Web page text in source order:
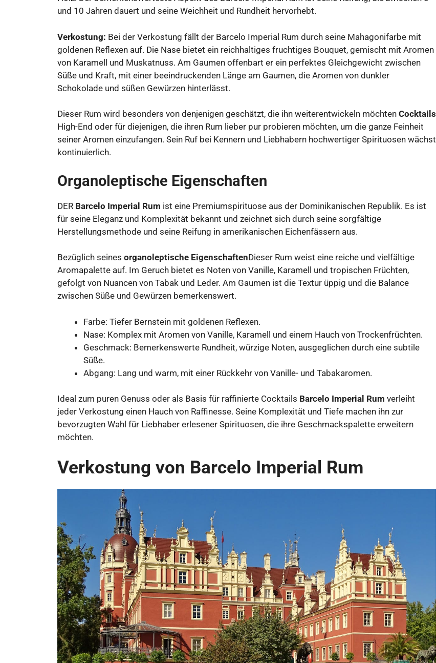
und 10 Jahren dauert und seine Weichheit und Rundheit hervorhebt.
Verkostung: Bei der Verkostung fällt der Barcelo Imperial Rum durch seine Mahagonifarbe mit
goldenen Reflexen auf. Die Nase bietet ein reichhaltiges fruchtiges Bouquet, gemischt mit Aromen
von Karamell und Muskatnuss. Am Gaumen offenbart er ein perfektes Gleichgewicht zwischen
Süße und Kraft, mit einer beeindruckenden Länge am Gaumen, die Aromen von dunkler
Schokolade und süßen Gewürzen hinterlässt.
Dieser Rum wird besonders von denjenigen geschätzt, die ihn weiterentwickeln möchten Cocktails
High-End oder für diejenigen, die ihren Rum lieber pur probieren möchten, um die ganze Feinheit
seiner Aromen einzufangen. Sein Ruf bei Kennern und Liebhabern hochwertiger Spirituosen wächst
kontinuierlich.
Organoleptische Eigenschaften
DER Barcelo Imperial Rum ist eine Premiumspirituose aus der Dominikanischen Republik. Es ist
für seine Eleganz und Komplexität bekannt und zeichnet sich durch seine sorgfältige
Herstellungsmethode und seine Reifung in amerikanischen Eichenfässern aus.
Bezüglich seines organoleptische EigenschaftenDieser Rum weist eine reiche und vielfältige
Aromapalette auf. Im Geruch bietet es Noten von Vanille, Karamell und tropischen Früchten,
gefolgt von Nuancen von Tabak und Leder. Am Gaumen ist die Textur üppig und die Balance
zwischen Süße und Gewürzen bemerkenswert.
Farbe: Tiefer Bernstein mit goldenen Reflexen.
Nase: Komplex mit Aromen von Vanille, Karamell und einem Hauch von Trockenfrüchten.
Geschmack: Bemerkenswerte Rundheit, würzige Noten, ausgeglichen durch eine subtile
Süße.
Abgang: Lang und warm, mit einer Rückkehr von Vanille- und Tabakaromen.
Ideal zum puren Genuss oder als Basis für raffinierte Cocktails Barcelo Imperial Rum verleiht
jeder Verkostung einen Hauch von Raffinesse. Seine Komplexität und Tiefe machen ihn zur
bevorzugten Wahl für Liebhaber erlesener Spirituosen, die ihre Geschmackspalette erweitern
möchten.
Verkostung von Barcelo Imperial Rum